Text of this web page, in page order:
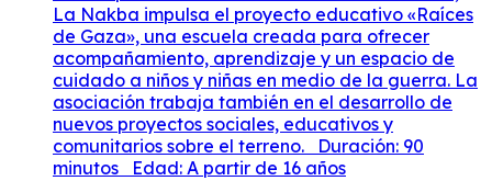
La Nakba impulsa el proyecto educativo «Raíces
de Gaza», una escuela creada para ofrecer
acompañamiento, aprendizaje y un espacio de
cuidado a niños y niñas en medio de la guerra. La
asociación trabaja también en el desarrollo de
nuevos proyectos sociales, educativos y
comunitarios sobre el terreno. Duración: 90
minutos Edad: A partir de 16 años